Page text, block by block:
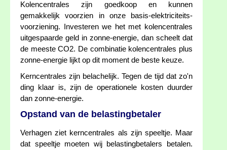
Kolencentrales zijn goedkoop en kunnen
gemakkelijk voorzien in onze basis-elektriciteits-
voorziening. Investeren we het met kolencentrales
uitgespaarde geld in zonne-energie, dan scheelt dat
de meeste CO2. De combinatie kolencentrales plus
zonne-energie lijkt op dit moment de beste keuze.
Kerncentrales zijn belachelijk. Tegen de tijd dat zo'n
ding klaar is, zijn de operationele kosten duurder
dan zonne-energie.
Opstand van de belastingbetaler
Verhagen ziet kerncentrales als zijn speeltje. Maar
dat speeltje moeten wij belastingbetalers betalen.